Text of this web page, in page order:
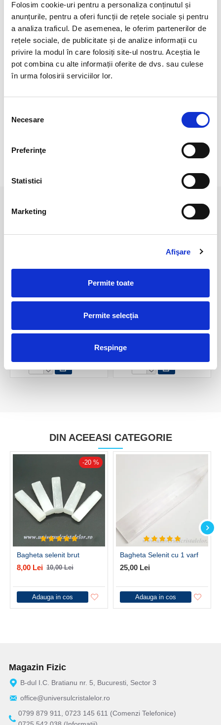
Folosim cookie-uri pentru a personaliza conținutul și
anunțurile, pentru a oferi funcții de rețele sociale și pentru
a analiza traficul. De asemenea, le oferim partenerilor de
rețele sociale, de publicitate și de analize informații cu
privire la modul în care folosiți site-ul nostru. Aceștia le
pot combina cu alte informații oferite de dvs. sau culese
în urma folosirii serviciilor lor.
consimțământului
Necesare
Preferinţe
Statistici
Marketing
Afişare
Permite toate
Permite selecția
Respinge
DESCRIERE PRODUS
Cristal natural 100 %.
Origine: Maroc
Dimensiune: ~10 cm
Culoarea poate diferi usor, in functie de rezolutia
PRODUSE ASEMANATOARE
Selenit ciuperca 7 cm
Selenit ciuperca 10 cm
DIN ACEEASI CATEGORIE
-20 %
Bagheta selenit brut
8,00 Lei 10,00 Lei
Adauga in cos
Bagheta Selenit cu 1 varf
25,00 Lei
Adauga in cos
Magazin Fizic
B-dul I.C. Bratianu nr. 5, Bucuresti, Sector 3
office@universulcristalelor.ro
0799 879 911, 0723 145 611 (Comenzi Telefonice)